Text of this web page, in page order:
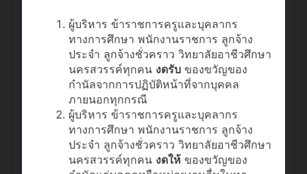
ผู้บริหาร ข้าราชการครูและบุคลากร
ทางการศึกษา พนักงานราชการ ลูกจ้าง
ประจำ ลูกจ้างชั่วคราว วิทยาลัยอาชีวศึกษา
นครสวรรค์ทุกคน งดรับ ของขวัญของ
กำนัลจากการปฏิบัติหน้าที่จากบุคคล
ภายนอกทุกกรณี
ผู้บริหาร ข้าราชการครูและบุคลากร
ทางการศึกษา พนักงานราชการ ลูกจ้าง
ประจำ ลูกจ้างชั่วคราว วิทยาลัยอาชีวศึกษา
นครสวรรค์ทุกคน งดให้ ของขวัญของ